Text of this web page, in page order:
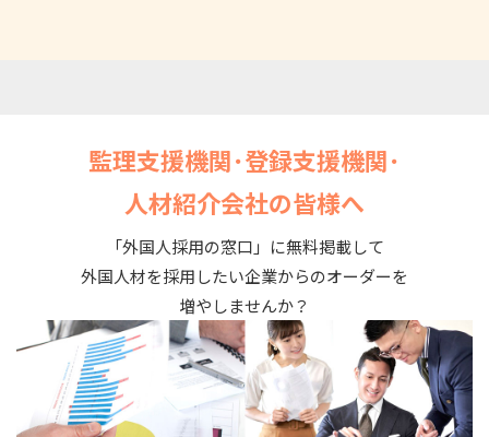
監理支援機関･登録支援機関･
人材紹介会社の皆様へ
「外国人採用の窓口」に無料掲載して
外国人材を採用したい企業からのオーダーを
増やしませんか？